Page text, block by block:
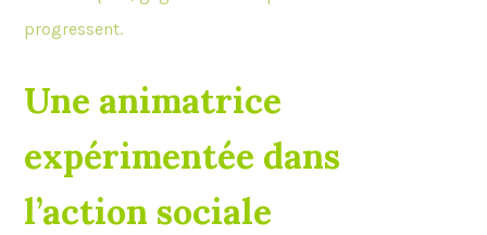
progressent.
Une animatrice
expérimentée dans
l’action sociale